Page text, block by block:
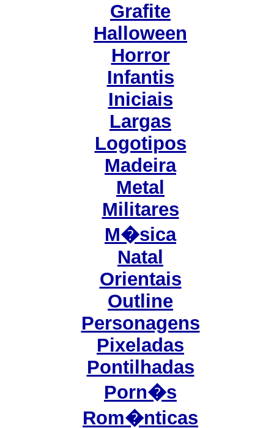
Grafite
Halloween
Horror
Infantis
Iniciais
Largas
Logotipos
Madeira
Metal
Militares
M�sica
Natal
Orientais
Outline
Personagens
Pixeladas
Pontilhadas
Porn�s
Rom�nticas